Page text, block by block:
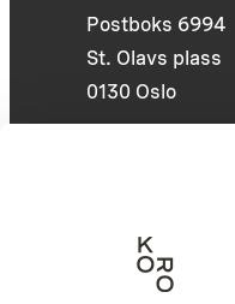
Postboks 6994
St. Olavs plass
0130 Oslo